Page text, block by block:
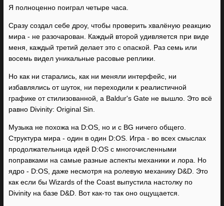
Я полноценно поиграл четыре часа.
Сразу создал себе дроу, чтобы проверить хвалёную реакцию
мира - не разочарован. Каждый второй удивляется при виде
меня, каждый третий делает это с опаской. Раз семь или
восемь видел уникальные расовые реплики.
Но как ни старались, как ни меняли интерфейс, ни
избавлялись от шуток, ни переходили к реалистичной
графике от стилизованной, а Baldur's Gate не вышло. Это всё
равно Divinity: Original Sin.
Музыка не похожа на D:OS, но и с BG ничего общего.
Структура мира - один в один D:OS. Игра - во всех смыслах
продолжательница идей D:OS с многочисленными
поправками на самые разные аспекты механики и лора. Но
ядро - D:OS, даже несмотря на ролевую механику D&D. Это
как если бы Wizards of the Coast выпустила настолку по
Divinity на базе D&D. Вот как-то так оно ощущается.